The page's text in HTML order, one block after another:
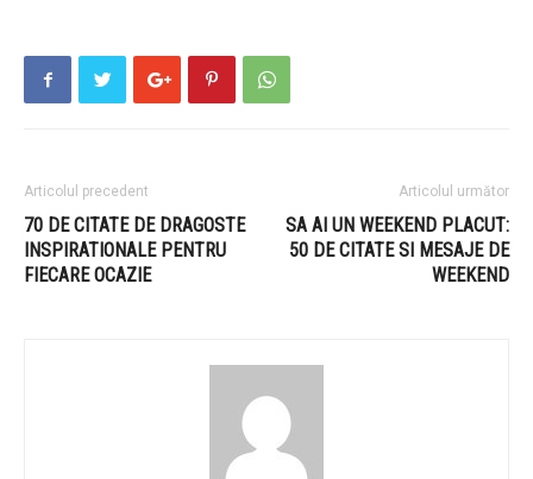
Articolul precedent
70 DE CITATE DE DRAGOSTE
INSPIRATIONALE PENTRU
FIECARE OCAZIE
Articolul următor
SA AI UN WEEKEND PLACUT:
50 DE CITATE SI MESAJE DE
WEEKEND